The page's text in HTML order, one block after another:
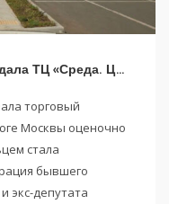
ГК «Страна Девелопмент» продала ТЦ «Среда. Царицыно» в Москве
торговый
Москвы оценочно
стала
бывшего
экс-депутата